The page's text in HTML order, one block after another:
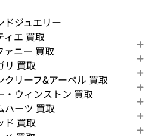
ドジュエリー
ィエ 買取
ァニー 買取
リ 買取
クリーフ&アーペル 買取
・ウィンストン 買取
ハーツ 買取
ド 買取